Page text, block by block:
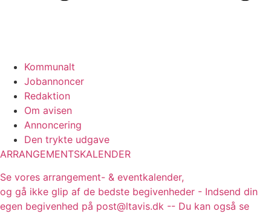
Kommunalt
Jobannoncer
Redaktion
Om avisen
Annoncering
Den trykte udgave
ARRANGEMENTSKALENDER
Se vores arrangement- & eventkalender,
og gå ikke glip af de bedste begivenheder - Indsend din
egen begivenhed på post@ltavis.dk -- Du kan også se